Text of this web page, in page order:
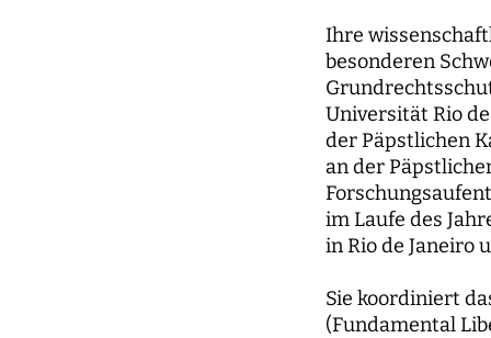
Ihre
besonderen
Universität Rio
der Päpstlichen
an der
im Laufe des
in Rio de Janeiro
Sie koordiniert
(Fundamental